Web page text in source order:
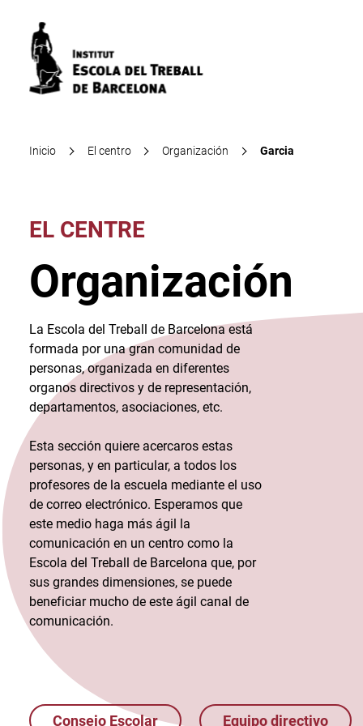
Inicio El centro Organización Garcia
EL CENTRE
Organización
La Escola del Treball de Barcelona está
formada por una gran comunidad de
personas, organizada en diferentes
organos directivos y de representación,
departamentos, asociaciones, etc.
Esta sección quiere acercaros estas
personas, y en particular, a todos los
profesores de la escuela mediante el uso
de correo electrónico. Esperamos que
este medio haga más ágil la
comunicación en un centro como la
Escola del Treball de Barcelona que, por
sus grandes dimensiones, se puede
beneficiar mucho de este ágil canal de
comunicación.
Consejo Escolar Equipo directivo